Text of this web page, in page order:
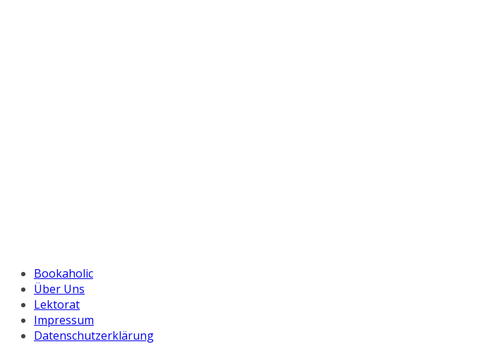
Bookaholic
Über Uns
Lektorat
Impressum
Datenschutzerklärung